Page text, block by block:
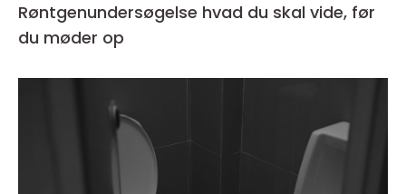
Røntgenundersøgelse hvad du skal vide, før
du møder op